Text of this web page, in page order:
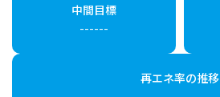
中間目標
------
再エネ率の推移